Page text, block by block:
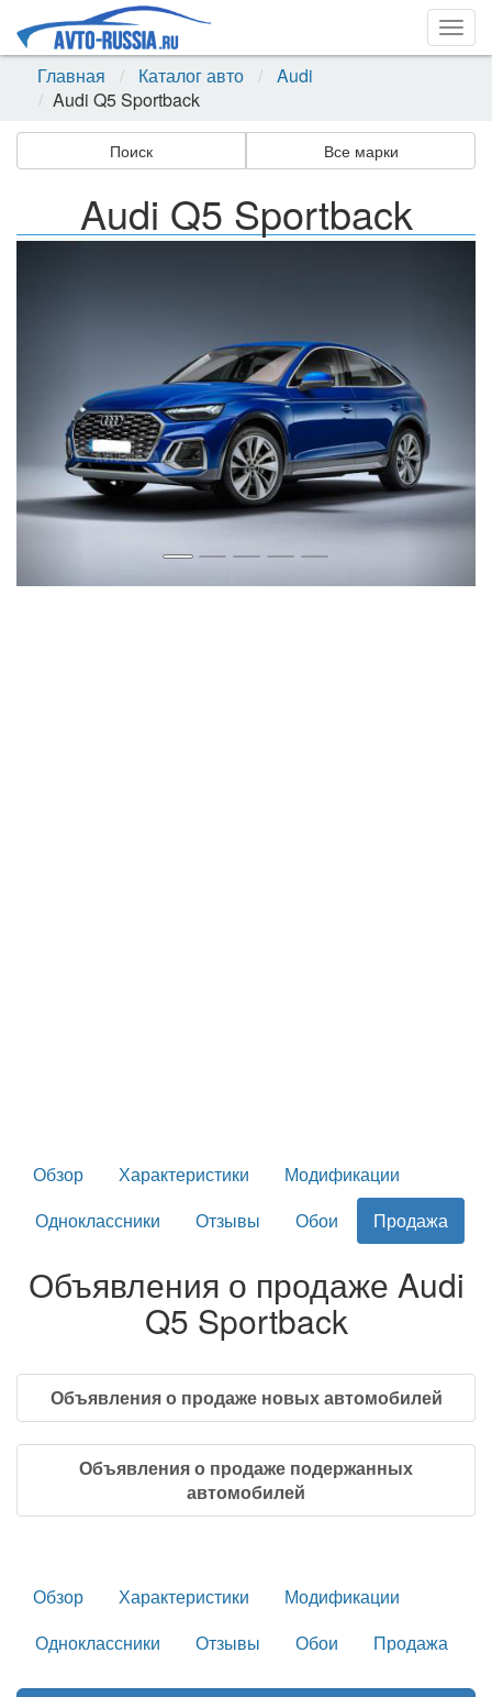
Главная
Каталог авто
Audi
Audi Q5 Sportback
Поиск Все марки
Audi Q5 Sportback
Обзор Характеристики
Модификации
Одноклассники
Отзывы Обои Продажа
Объявления о продаже Audi
Q5 Sportback
Объявления о продаже новых автомобилей
Объявления о продаже подержанных
автомобилей
Обзор Характеристики
Модификации
Одноклассники
Отзывы Обои Продажа